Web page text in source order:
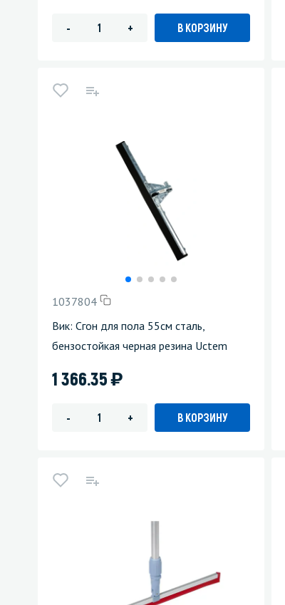
- + В КОРЗИНУ
1037804
Вик: Сгон для пола 55см сталь,
бензостойкая черная резина Uctem
1 366.35)
- + В КОРЗИНУ